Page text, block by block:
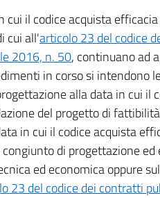
cui il codice acquista
cui all'articolo 23 del codice
2016, n. 50, continuano ad
in corso si intendono
alla data in cui il
del progetto di
in cui il codice acquista
di progettazione ed
ed economica oppure
23 del codice dei contratti